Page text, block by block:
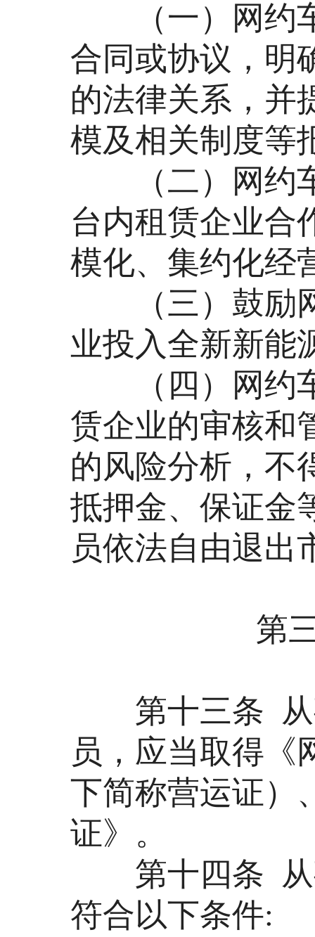
（一）网约车
合同或协议，明
的法律关系，并
模及相关制度等
（二）网约车
台内租赁企业合
模化、集约化经
（三）鼓励网
业投入全新新能
（四）网约车
赁企业的审核和
的风险分析，不
抵押金、保证金
员依法自由退出
第三
第十三条 从
员，应当取得《
下简称营运证）
证》。
第十四条 从
符合以下条件: